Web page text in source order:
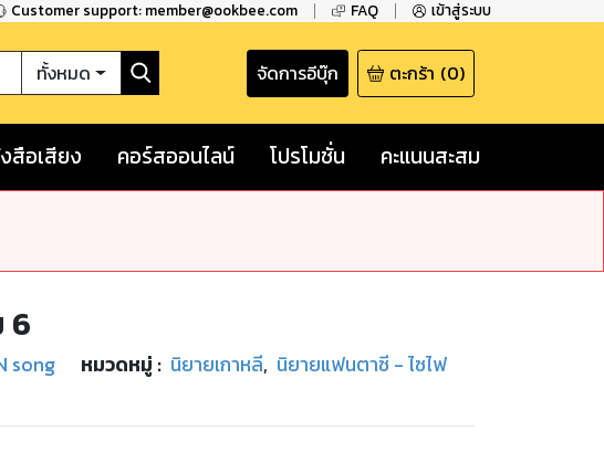
Customer support: member@ookbee.com FAQ เข้าสู่ระบบ
ทั้งหมด จัดการอีบุ๊ก ตะกร้า (0)
สือเสียง คอร์สออนไลน์ โปรโมชั่น คะแนนสะสม
6
song หมวดหมู่ : นิยายเกาหลี, นิยายแฟนตาซี - ไซไฟ